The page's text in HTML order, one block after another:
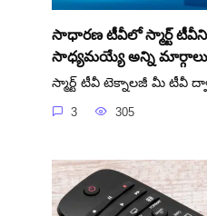
సాధారణ టీవీలో స్మార్ట్
సాధ్యమయ్యే అన్ని మార్గాలు
స్మార్ట్ టీవీ టెక్నాలజీ మీ టీవీ
3 305